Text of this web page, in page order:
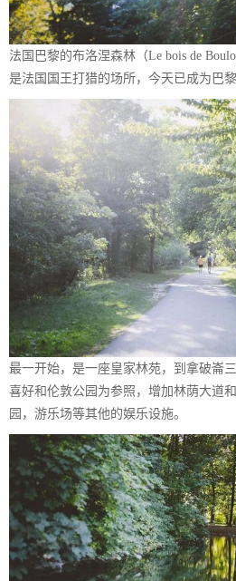
法国巴黎的布洛涅森林（Le bois de
是法国国王打猎的场所，今天已成为巴
最一开始，是一座皇家林苑，到拿破崙
喜好和伦敦公园为参照，增加林荫大道
园，游乐场等其他的娱乐设施。